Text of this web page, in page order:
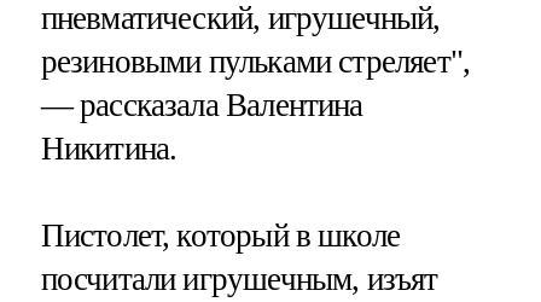
пневматический, игрушечный,
резиновыми пульками стреляет",
— рассказала Валентина
Никитина.
Пистолет, который в школе
посчитали игрушечным, изъят